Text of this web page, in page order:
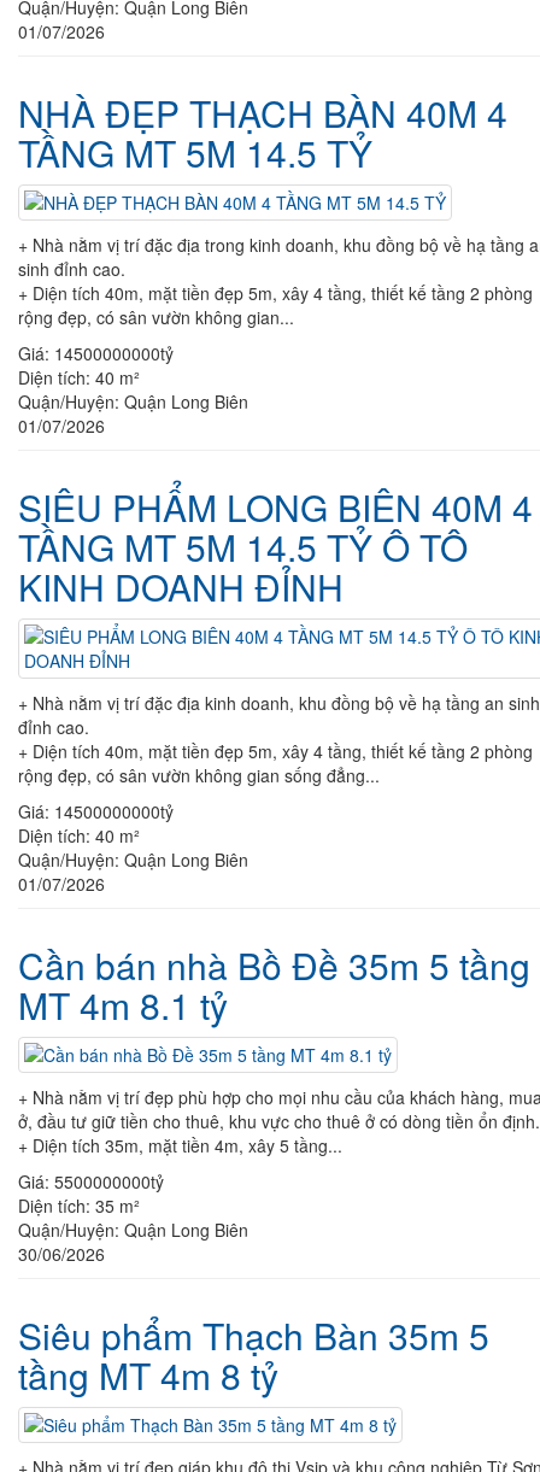
Quận/Huyện: Quận Long Biên
01/07/2026
NHÀ ĐẸP THẠCH BÀN 40M 4
TẦNG MT 5M 14.5 TỶ
+ Nhà nằm vị trí đặc địa trong kinh doanh, khu đồng bộ về hạ tầng
sinh đỉnh cao.
+ Diện tích 40m, mặt tiền đẹp 5m, xây 4 tầng, thiết kế tầng 2 phòng
rộng đẹp, có sân vườn không gian...
Giá: 14500000000tỷ
Diện tích: 40 m²
Quận/Huyện: Quận Long Biên
01/07/2026
SIÊU PHẨM LONG BIÊN 40M 4
TẦNG MT 5M 14.5 TỶ Ô TÔ
KINH DOANH ĐỈNH
+ Nhà nằm vị trí đặc địa kinh doanh, khu đồng bộ về hạ tầng an sinh
đỉnh cao.
+ Diện tích 40m, mặt tiền đẹp 5m, xây 4 tầng, thiết kế tầng 2 phòng
rộng đẹp, có sân vườn không gian sống đẳng...
Giá: 14500000000tỷ
Diện tích: 40 m²
Quận/Huyện: Quận Long Biên
01/07/2026
Cần bán nhà Bồ Đề 35m 5 tầng
MT 4m 8.1 tỷ
+ Nhà nằm vị trí đẹp phù hợp cho mọi nhu cầu của khách hàng,
ở, đầu tư giữ tiền cho thuê, khu vực cho thuê ở có dòng tiền ổn định.
+ Diện tích 35m, mặt tiền 4m, xây 5 tầng...
Giá: 5500000000tỷ
Diện tích: 35 m²
Quận/Huyện: Quận Long Biên
30/06/2026
Siêu phẩm Thạch Bàn 35m 5
tầng MT 4m 8 tỷ